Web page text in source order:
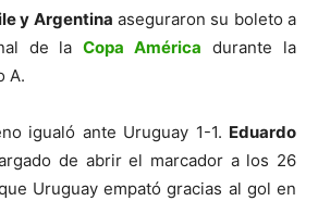
y Argentina aseguraron su boleto a
de laCopa América durante la
A.
igualó ante Uruguay 1-1. Eduardo
de abrir el marcador a los 26
Uruguay empató gracias al gol en